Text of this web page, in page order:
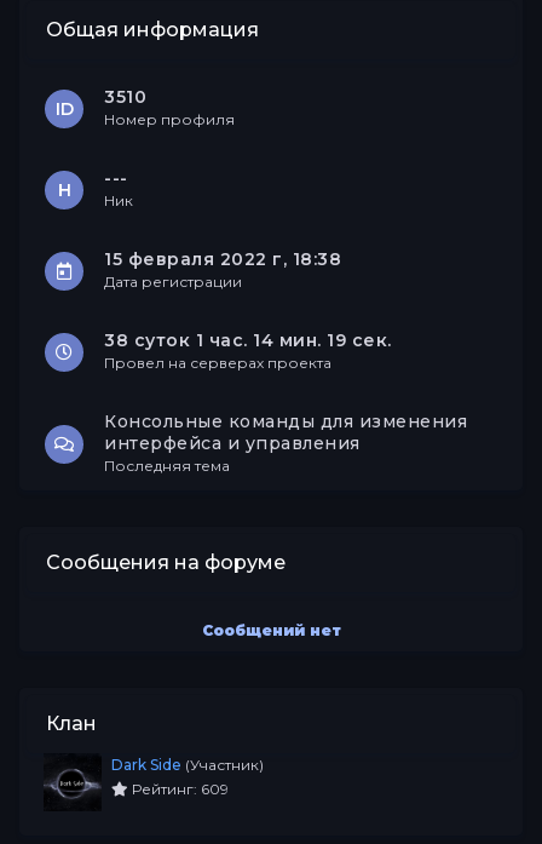
Общая информация
ID
3510
Номер профиля
Н
---
Ник
15 февраля 2022 г, 18:38
Дата регистрации
38 суток 1 час. 14 мин. 19 сек.
Провел на серверах проекта
Консольные команды для изменения
интерфейса и управления
Последняя тема
Сообщения на форуме
Сообщений нет
Клан
Dark Side (Участник)
Рейтинг: 609